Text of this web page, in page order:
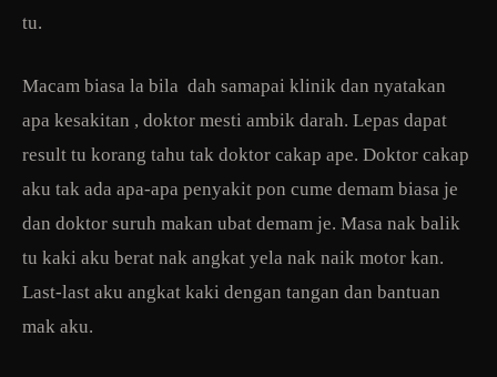
tu.
Macam biasa la bila dah samapai klinik dan nyatakan
apa kesakitan , doktor mesti ambik darah. Lepas dapat
result tu korang tahu tak doktor cakap ape. Doktor cakap
aku tak ada apa-apa penyakit pon cume demam biasa je
dan doktor suruh makan ubat demam je. Masa nak balik
tu kaki aku berat nak angkat yela nak naik motor kan.
Last-last aku angkat kaki dengan tangan dan bantuan
mak aku.